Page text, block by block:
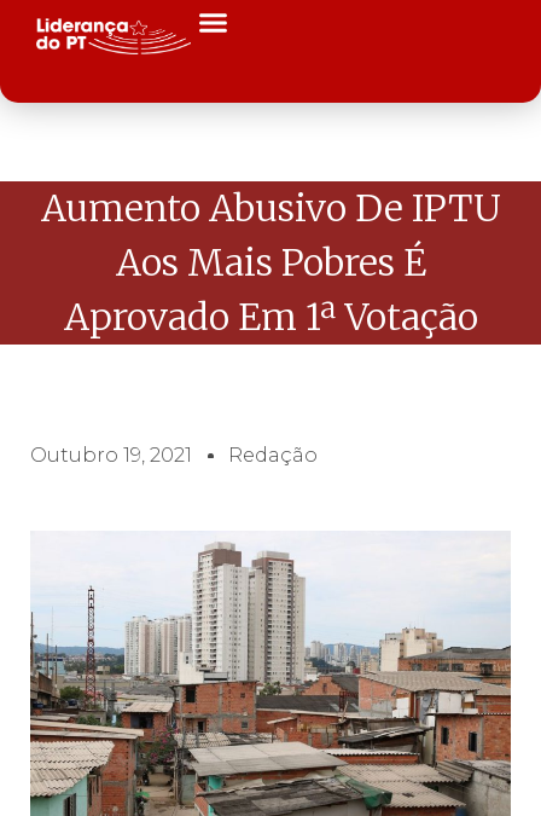
Aumento Abusivo De IPTU
Aos Mais Pobres É
Aprovado Em 1ª Votação
Outubro 19, 2021 Redação